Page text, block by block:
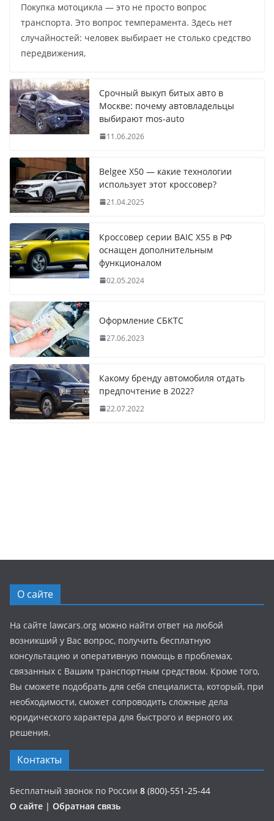
Покупка мотоцикла — это не просто вопрос
транспорта. Это вопрос темперамента. Здесь нет
случайностей: человек выбирает не столько средство
передвижения,
Срочный выкуп битых авто в
Москве: почему автовладельцы
выбирают mos-auto
11.06.2026
Belgee X50 — какие технологии
использует этот кроссовер?
21.04.2025
Кроссовер серии BAIC X55 в РФ
оснащен дополнительным
функционалом
02.05.2024
Оформление СБКТС
27.06.2023
Какому бренду автомобиля отдать
предпочтение в 2022?
22.07.2022
О сайте
На сайте lawcars.org можно найти ответ на любой
возникший у Вас вопрос, получить бесплатную
консультацию и оперативную помощь в проблемах,
связанных с Вашим транспортным средством. Кроме того,
Вы сможете подобрать для себя специалиста, который, при
необходимости, сможет сопроводить сложные дела
юридического характера для быстрого и верного их
решения.
Контакты
Бесплатный звонок по России 8 (800)-551-25-44
О сайте | Обратная связь